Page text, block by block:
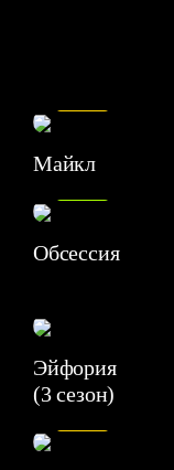
Майкл
Обсессия
Эйфория
(3 сезон)